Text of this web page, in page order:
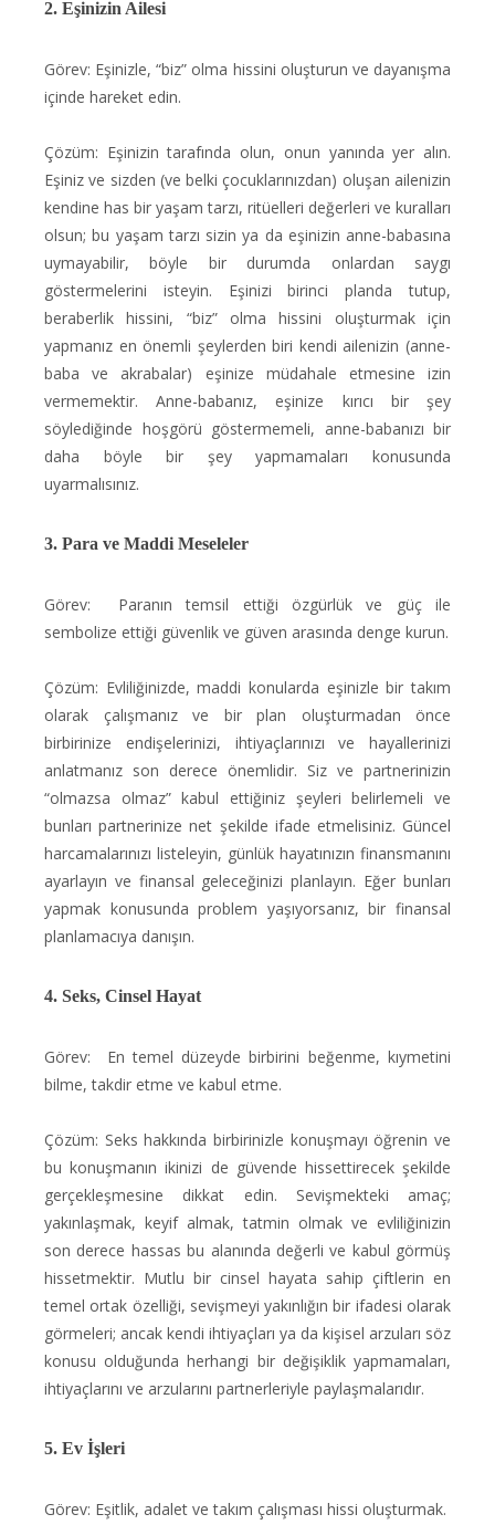
2. Eşinizin Ailesi
Görev: Eşinizle, “biz” olma hissini oluşturun ve dayanışma
içinde hareket edin.
Çözüm: Eşinizin tarafında olun, onun yanında yer alın.
Eşiniz ve sizden (ve belki çocuklarınızdan) oluşan ailenizin
kendine has bir yaşam tarzı, ritüelleri değerleri ve kuralları
olsun; bu yaşam tarzı sizin ya da eşinizin anne-babasına
uymayabilir, böyle bir durumda onlardan saygı
göstermelerini isteyin. Eşinizi birinci planda tutup,
beraberlik hissini, “biz” olma hissini oluşturmak için
yapmanız en önemli şeylerden biri kendi ailenizin (anne-
baba ve akrabalar) eşinize müdahale etmesine izin
vermemektir. Anne-babanız, eşinize kırıcı bir şey
söylediğinde hoşgörü göstermemeli, anne-babanızı bir
daha böyle bir şey yapmamaları konusunda
uyarmalısınız.
3. Para ve Maddi Meseleler
Görev: Paranın temsil ettiği özgürlük ve güç ile
sembolize ettiği güvenlik ve güven arasında denge kurun.
Çözüm: Evliliğinizde, maddi konularda eşinizle bir takım
olarak çalışmanız ve bir plan oluşturmadan önce
birbirinize endişelerinizi, ihtiyaçlarınızı ve hayallerinizi
anlatmanız son derece önemlidir. Siz ve partnerinizin
“olmazsa olmaz” kabul ettiğiniz şeyleri belirlemeli ve
bunları partnerinize net şekilde ifade etmelisiniz. Güncel
harcamalarınızı listeleyin, günlük hayatınızın finansmanını
ayarlayın ve finansal geleceğinizi planlayın. Eğer bunları
yapmak konusunda problem yaşıyorsanız, bir finansal
planlamacıya danışın.
4. Seks, Cinsel Hayat
Görev: En temel düzeyde birbirini beğenme, kıymetini
bilme, takdir etme ve kabul etme.
Çözüm: Seks hakkında birbirinizle konuşmayı öğrenin ve
bu konuşmanın ikinizi de güvende hissettirecek şekilde
gerçekleşmesine dikkat edin. Sevişmekteki amaç;
yakınlaşmak, keyif almak, tatmin olmak ve evliliğinizin
son derece hassas bu alanında değerli ve kabul görmüş
hissetmektir. Mutlu bir cinsel hayata sahip çiftlerin en
temel ortak özelliği, sevişmeyi yakınlığın bir ifadesi olarak
görmeleri; ancak kendi ihtiyaçları ya da kişisel arzuları söz
konusu olduğunda herhangi bir değişiklik yapmamaları,
ihtiyaçlarını ve arzularını partnerleriyle paylaşmalarıdır.
5. Ev İşleri
Görev: Eşitlik, adalet ve takım çalışması hissi oluşturmak.